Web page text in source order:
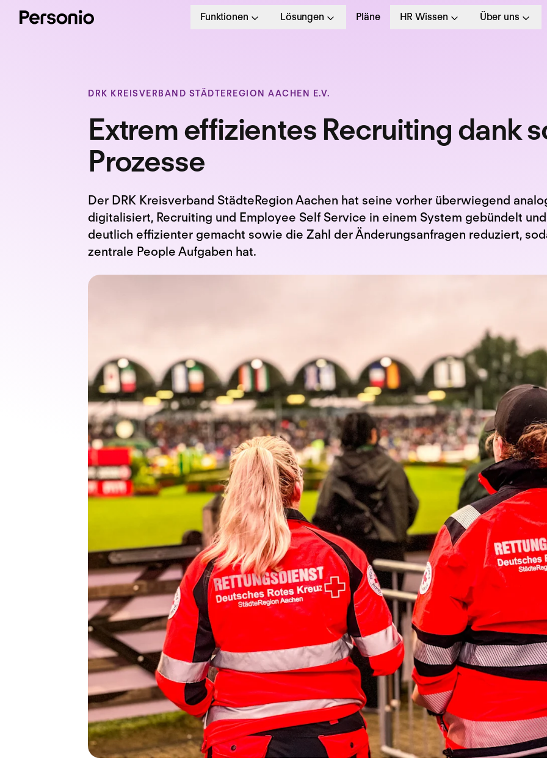
Funktionen Lösungen Pläne HR Wissen Über uns
DRK KREISVERBAND STÄDTEREGION AACHEN E.V.
Extrem effizientes Recruiting dank
Prozesse
Der DRK Kreisverband StädteRegion Aachen hat seine vorher überwiegend
digitalisiert, Recruiting und Employee Self Service in einem System gebündelt
deutlich effizienter gemacht sowie die Zahl der Änderungsanfragen reduziert,
zentrale People Aufgaben hat.